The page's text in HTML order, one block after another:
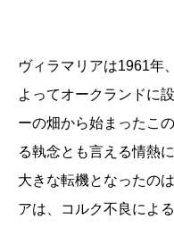
ヴィラマリアは1961年
よってオークランドに
ーの畑から始まったこ
る執念とも言える情熱
大きな転機となったの
アは、コルク不良によ